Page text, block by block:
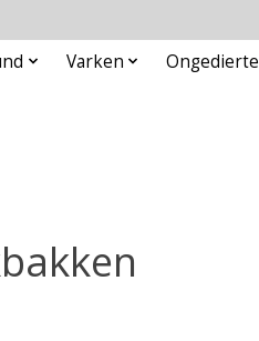
Varken Ongedierte